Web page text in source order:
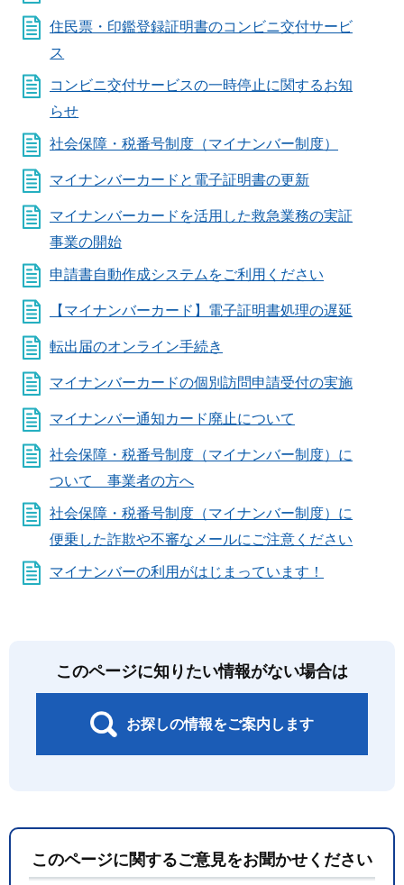
住民票・印鑑登録証明書のコンビニ交付サービ
ス
コンビニ交付サービスの一時停止に関するお知
らせ
社会保障・税番号制度（マイナンバー制度）
マイナンバーカードと電子証明書の更新
マイナンバーカードを活用した救急業務の実証
事業の開始
申請書自動作成システムをご利用ください
【マイナンバーカード】電子証明書処理の遅延
転出届のオンライン手続き
マイナンバーカードの個別訪問申請受付の実施
マイナンバー通知カード廃止について
社会保障・税番号制度（マイナンバー制度）に
ついて 事業者の方へ
社会保障・税番号制度（マイナンバー制度）に
便乗した詐欺や不審なメールにご注意ください
マイナンバーの利用がはじまっています！
このページに知りたい情報がない場合は
お探しの情報をご案内します
このページに関するご意見をお聞かせください